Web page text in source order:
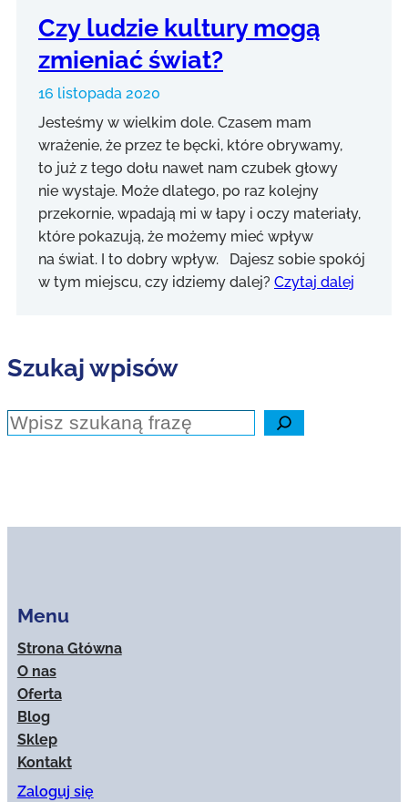
Czy ludzie kultury mogą
zmieniać świat?
16 listopada 2020
Jesteśmy w wielkim dole. Czasem mam
wrażenie, że przez te bęcki, które obrywamy,
to już z tego dołu nawet nam czubek głowy
nie wystaje. Może dlatego, po raz kolejny
przekornie, wpadają mi w łapy i oczy materiały,
które pokazują, że możemy mieć wpływ
na świat. I to dobry wpływ. Dajesz sobie spokój
w tym miejscu, czy idziemy dalej? Czytaj dalej
Szukaj wpisów
Szukaj
Menu
Strona Główna
O nas
Oferta
Blog
Sklep
Kontakt
Zaloguj się